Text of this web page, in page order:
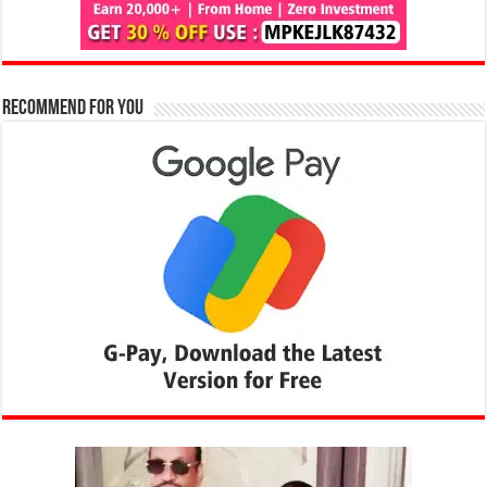
Recommend for You